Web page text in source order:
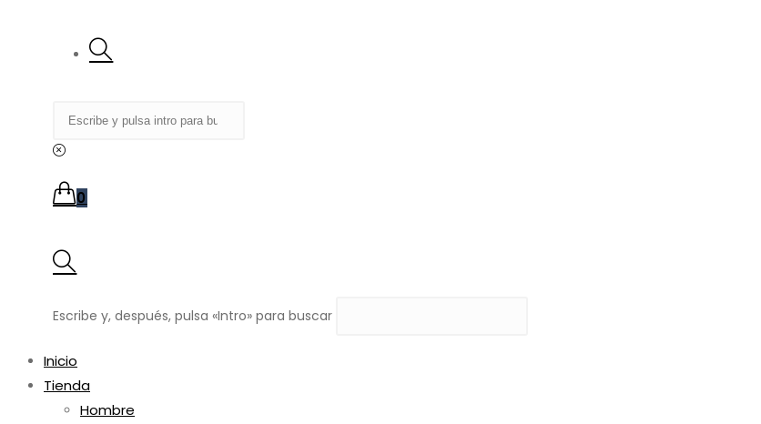
0
Escribe y, después, pulsa «Intro» para buscar
Inicio
Tienda
Hombre